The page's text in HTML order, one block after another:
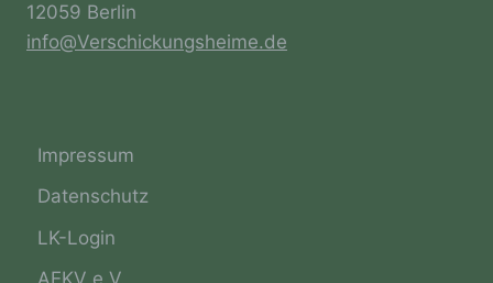
12059 Berlin
info@Verschickungsheime.de
Impressum
Datenschutz
LK-Login
AEKV e.V.
h) Auftragsverarbeiter
Daten im Auftrag des Verantwortlichen
i) Empfänger